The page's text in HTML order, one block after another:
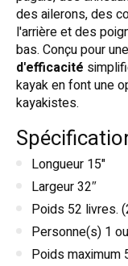
des ailerons, des
l'arrière et des
bas. Conçu pour
d'efficacité
kayak en font une
kayakistes.
Longueur 15"
Largeur 32″
Poids 52 livres.
Personne(s) 1
Poids maximum